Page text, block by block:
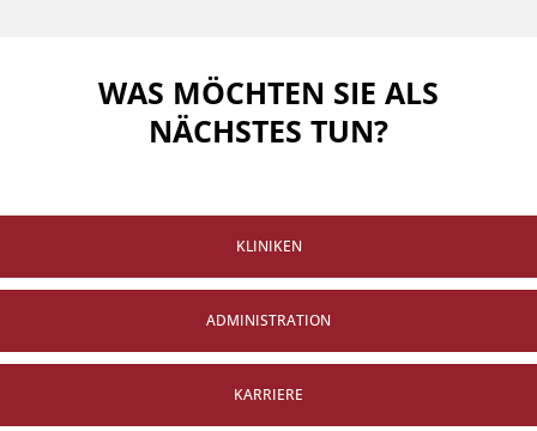
WAS MÖCHTEN SIE ALS
NÄCHSTES TUN?
KLINIKEN
ADMINISTRATION
KARRIERE